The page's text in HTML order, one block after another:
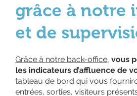
grâce à notre
et de
Grâce à notre back-office, vous
les indicateurs d’affluence de
tableau de bord qui vous
entrées, sorties, visiteurs